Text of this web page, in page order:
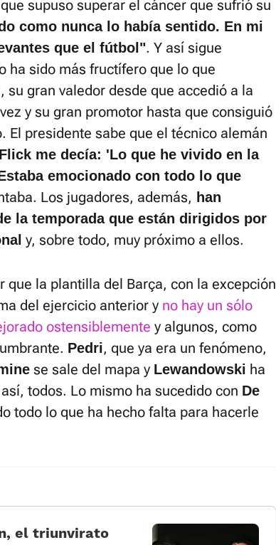
supuso superar el cáncer que sufrió su
como nunca lo había sentido. En mi
que el fútbol". Y así sigue
ha sido más fructífero que lo que
su gran valedor desde que accedió a la
y su gran promotor hasta que consiguió
El presidente sabe que el técnico alemán
me decía: 'Lo que he vivido en la
emocionado con todo lo que
Los jugadores, además, han
la temporada que están dirigidos por
y, sobre todo, muy próximo a ellos.
que la plantilla del Barça, con la excepción
del ejercicio anterior y no hay un sólo
ostensiblemente y algunos, como
Pedri, que ya era un fenómeno,
se sale del mapa y Lewandowski ha
todos. Lo mismo ha sucedido con De
todo lo que ha hecho falta para hacerle
el triunvirato